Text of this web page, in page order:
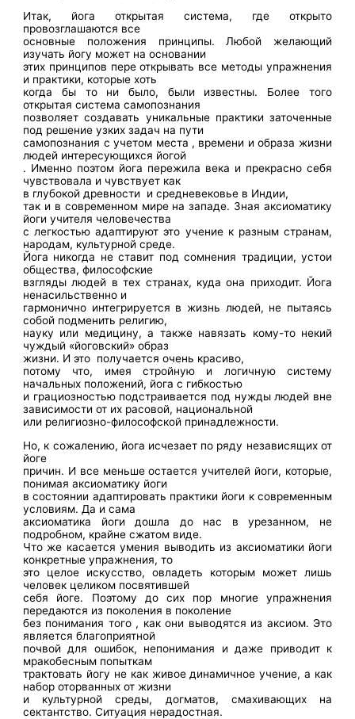
Итак, йога открытая система, где открыто
провозглашаются все
основные положения принципы. Любой желающий
изучать йогу может на основании
этих принципов пере открывать все методы упражнения
и практики, которые хоть
когда бы то ни было, были известны. Более того
открытая система самопознания
позволяет создавать уникальные практики заточенные
под решение узких задач на пути
самопознания с учетом места , времени и образа жизни
людей интересующихся йогой
. Именно поэтом йога пережила века и прекрасно себя
чувствовала и чувствует как
в глубокой древности
и средневековье в Индии,
так и в современном мире на западе. Зная аксиоматику
йоги учителя человечества
с легкостью адаптируют это учение к разным странам,
народам, культурной среде.
Йога никогда не ставит под сомнения традиции, устои
общества, философские
взгляды людей в тех странах, куда она приходит. Йога
ненасильственно и
гармонично интегрируется в жизнь людей, не пытаясь
собой подменить религию,
науку или медицину, а также навязать кому-то некий
чуждый «йоговский» образ
жизни. И это получается очень красиво,
потому что, имея стройную и логичную систему
начальных положений, йога с гибкостью
и грациозностью подстраивается под нужды людей вне
зависимости от их расовой, национальной
или религиозно-философской принадлежности.
Но, к сожалению, йога исчезает по ряду независящих от
йоге
причин. И все меньше остается учителей йоги, которые,
понимая аксиоматику йоги
в состоянии адаптировать практики йоги к современным
условиям. Да и сама
аксиоматика йоги дошла до нас в урезанном, не
подробном, крайне сжатом виде.
Что же касается умения выводить из аксиоматики йоги
конкретные упражнения, то
это целое искусство, овладеть которым может лишь
человек целиком посвятившей
себя йоге. Поэтому до сих пор многие упражнения
передаются из поколения в поколение
без понимания того , как они выводятся из аксиом. Это
является благоприятной
почвой для ошибок, непонимания и даже приводит к
мракобесным попыткам
трактовать йогу не как живое динамичное учение, а как
набор оторванных от жизни
и культурной среды, догматов, смахивающих на
сектантство. Ситуация нерадостная.